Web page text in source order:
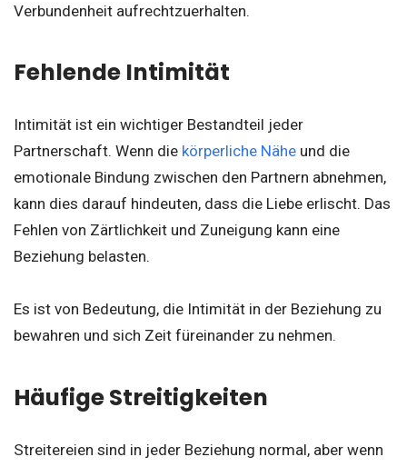
Verbundenheit aufrechtzuerhalten.
Fehlende Intimität
Intimität ist ein wichtiger Bestandteil jeder
Partnerschaft. Wenn die körperliche Nähe und die
emotionale Bindung zwischen den Partnern abnehmen,
kann dies darauf hindeuten, dass die Liebe erlischt. Das
Fehlen von Zärtlichkeit und Zuneigung kann eine
Beziehung belasten.
Es ist von Bedeutung, die Intimität in der Beziehung zu
bewahren und sich Zeit füreinander zu nehmen.
Häufige Streitigkeiten
Streitereien sind in jeder Beziehung normal, aber wenn